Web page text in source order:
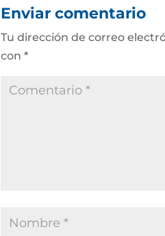
Enviar comentario
Tu dirección de correo
con*